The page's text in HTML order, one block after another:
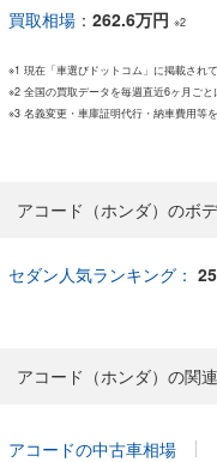
買取相場 ： 262.6万円 ※2
※1 現在「車選びドットコム」に掲載され
※2 全国の買取データを毎週直近6ヶ月ごと
※3 名義変更・車庫証明代行・納車費用等
アコード（ホンダ）のボ
セダン人気ランキング：
アコード（ホンダ）の関
アコードの中古車相場